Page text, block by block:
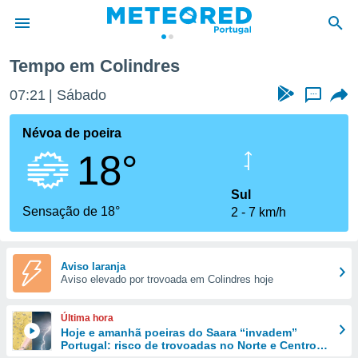
da
foi
fornecidas
a este
das
e
forma
digital
Tempo em Colindres
07:21 Sábado ...
Névoa de poeira
18°
Sensação de 18°
Sul
2
7 km/h
Aviso laranja
Aviso elevado por trovoada em Colindres hoje
Última hora
Hoje e amanhã poeiras do Saara “invadem”
Portugal: risco de trovoadas no Norte e Centro